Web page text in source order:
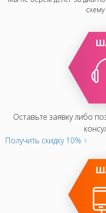
Оставьте заявку либо
Получить скидку 10%